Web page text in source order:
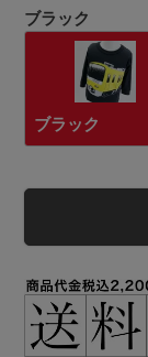
ブラック
ブラック